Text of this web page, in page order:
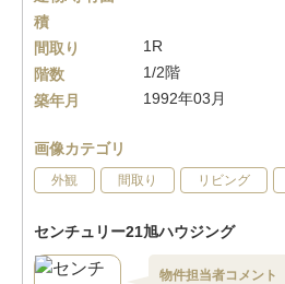
積
間取り
1R
階数
1/2階
築年月
1992年03月
画像カテゴリ
外観 間取り リビング
センチュリー21旭ハウジング
物件担当者コメント